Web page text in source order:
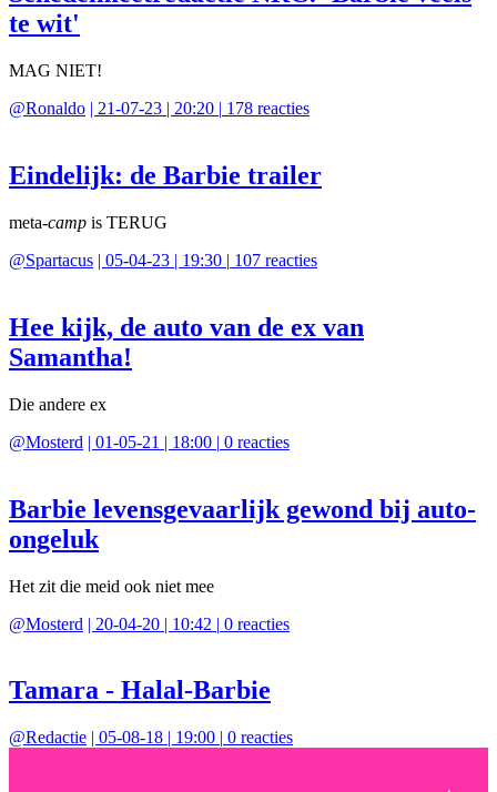
te wit'
MAG NIET!
@Ronaldo | 21-07-23 | 20:20 | 178 reacties
Eindelijk: de Barbie trailer
meta-camp is TERUG
@Spartacus | 05-04-23 | 19:30 | 107 reacties
Hee kijk, de auto van de ex van
Samantha!
Die andere ex
@Mosterd | 01-05-21 | 18:00 | 0 reacties
Barbie levensgevaarlijk gewond bij auto-
ongeluk
Het zit die meid ook niet mee
@Mosterd | 20-04-20 | 10:42 | 0 reacties
Tamara - Halal-Barbie
@Redactie | 05-08-18 | 19:00 | 0 reacties